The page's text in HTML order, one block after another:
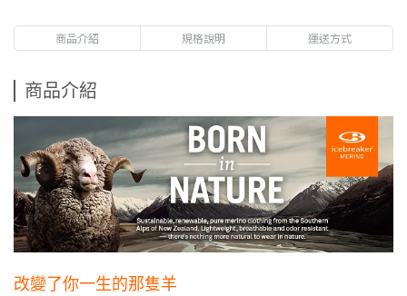
商品介紹 規格說明 運送方式
商品介紹
改變了你一生的那隻羊